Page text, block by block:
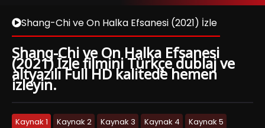
Shang-Chi ve On Halka Efsanesi (2021) İzle
Shang-Chi ve On Halka Efsanesi
(2021) İzle filmini Türkçe dublaj ve
altyazılı Full HD kalitede hemen
izleyin.
Kaynak 1 Kaynak 2 Kaynak 3 Kaynak 4
Kaynak 5